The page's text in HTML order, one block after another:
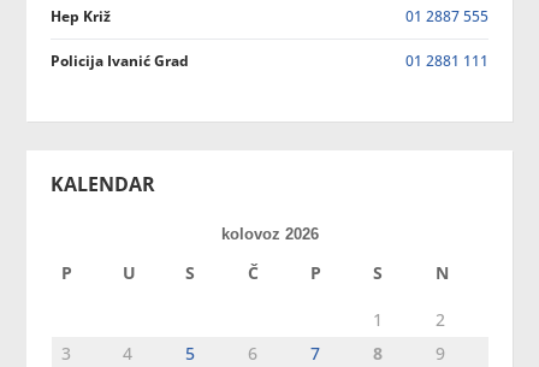
Hep Križ 01 2887 555
Policija Ivanić Grad 01 2881 111
KALENDAR
kolovoz 2026
P U S Č P S N
1
2
3
4 5 6 7 8
9